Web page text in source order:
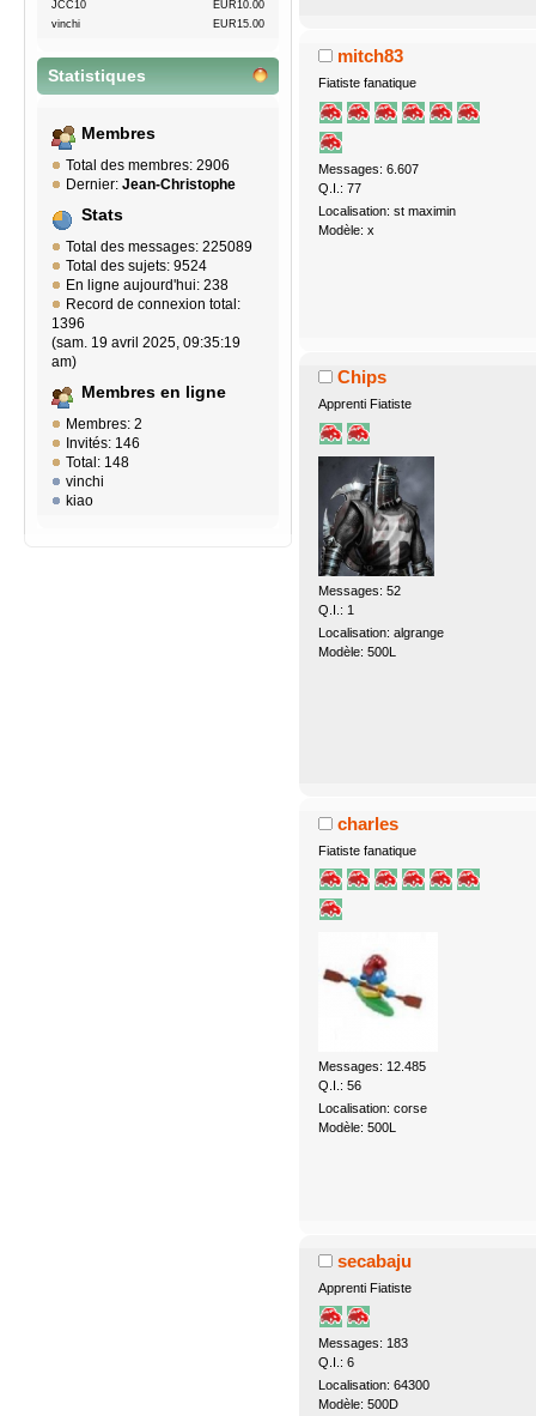
JCC10
EUR10.00
vinchi
EUR15.00
Statistiques
Membres
Total des membres: 2906
Dernier: Jean-Christophe
Stats
Total des messages: 225089
Total des sujets: 9524
En ligne aujourd'hui: 238
Record de connexion total:
1396
(sam. 19 avril 2025, 09:35:19
am)
Membres en ligne
Membres: 2
Invités: 146
Total: 148
vinchi
kiao
mitch83
Fiatiste fanatique
Messages: 6.607
Q.I.: 77
Localisation: st maximin
Modèle: x
Chips
Apprenti Fiatiste
Messages: 52
Q.I.: 1
Localisation: algrange
Modèle: 500L
charles
Fiatiste fanatique
Messages: 12.485
Q.I.: 56
Localisation: corse
Modèle: 500L
secabaju
Apprenti Fiatiste
Messages: 183
Q.I.: 6
Localisation: 64300
Modèle: 500D